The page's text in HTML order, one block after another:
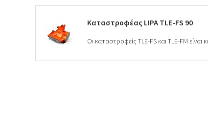
Καταστροφέας LIPA TLE-FS 90